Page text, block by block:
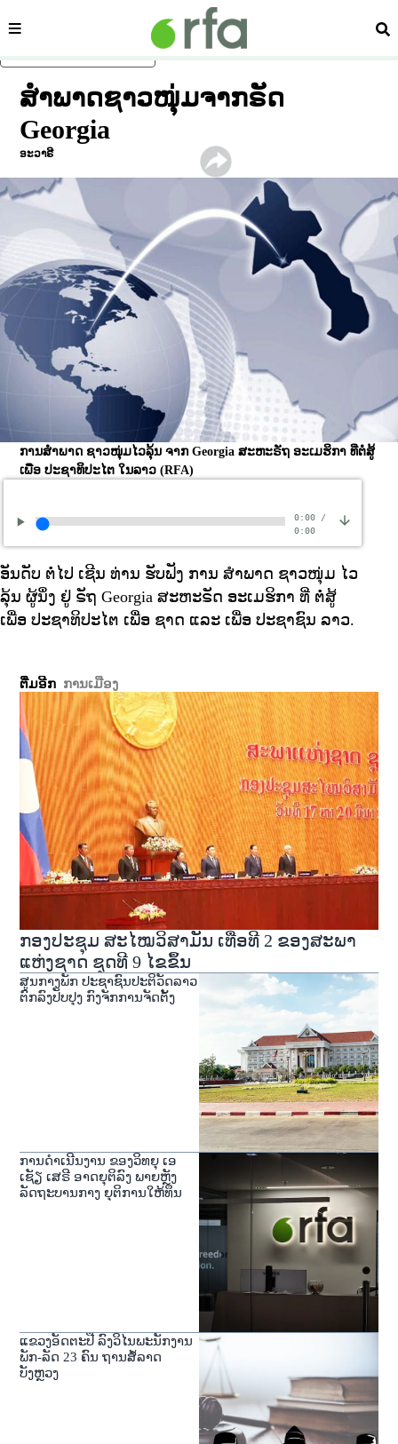
ໝວດ ຄົ້
ສຳພາດຊາວໜຸ່ມຈາກຣັດ
Georgia
ອະວາຣີ
ການສຳພາດ ຊາວໜຸ່ມໄວລຸ້ນ ຈາກ Georgia ສະຫະຣັຖ ອະເມຮິກາ ທີ່ຕໍ່ສູ້
ເພື່ອ ປະຊາທິປະໄຕ ໃນລາວ(RFA)
0:00/
0:00
ອັນດັບ ຕໍ່ໄປ ເຊີນ ທ່ານ ຮັບຟັງ ການ ສຳພາດ ຊາວໜຸ່ມ ໄວ
ລຸ້ນ ຜູ້ນຶ່ງ ຢູ່ ຣັຖ Georgia ສະຫະຣັດ ອະເມຮິກາ ທີ່ ຕໍ່ສູ້
ເພື່ອ ປະຊາທິປະໄຕ ເພື່ອ ຊາດ ແລະ ເພື່ອ ປະຊາຊົນ ລາວ.
ຕື່ມອີກ ການເມືອງ
ກອງປະຊຸມ ສະໄໝວິສາມັນ ເທື່ອທີ 2 ຂອງສະພາ
ແຫ່ງຊາດ ຊຸດທີ 9 ໄຂຂຶ້ນ
ສູນກາງພັກ ປະຊາຊົນປະຕິວັດລາວ
ຕົກລົງປັບປຸງ ກົງຈັກການຈັດຕັ້ງ
ການດໍາເນີນງານ ຂອງວິທຍຸ ເອ
ເຊັຽ ເສຣີ ອາດຍຸຕິລົງ ພາຍຫຼັງ
ລັດຖະບານກາງ ຍຸຕິການໃຫ້ທຶນ
ແຂວງອັດຕະປື ລົງວິໄນພະນັກງານ
ພັກ-ລັດ 23 ຄົນ ຖານສໍ້ລາດ
ບັງຫຼວງ